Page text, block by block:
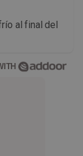
al final del